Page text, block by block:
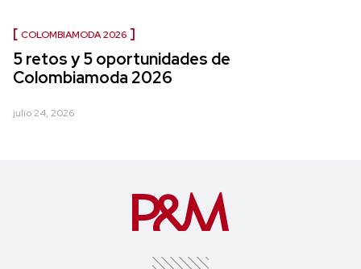
COLOMBIAMODA 2026
5 retos y 5 oportunidades de
Colombiamoda 2026
julio 24, 2026